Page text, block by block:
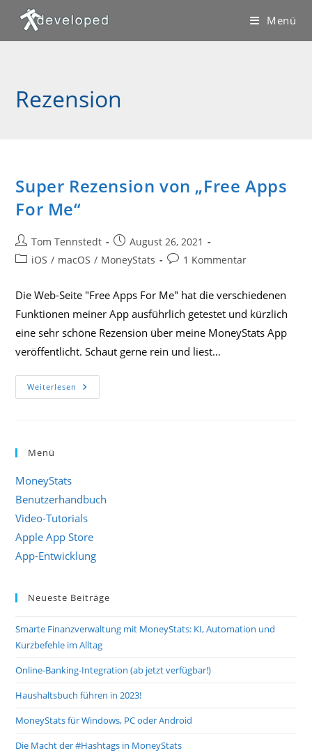
Inhalt
springen
Menü
Rezension
Super Rezension von „Free Apps
For Me“
Beitrags-
Autor:
Tom Tennstedt
Beitrag
veröffentlicht:
August 26, 2021
Beitrags-
iOS / macOS / MoneyStats
Beitrags-
1 Kommentar
Die Web-Seite "Free Apps For Me" hat die verschiedenen
Funktionen meiner App ausführlich getestet und kürzlich
eine sehr schöne Rezension über meine MoneyStats App
veröffentlicht. Schaut gerne rein und liest…
Weiterlesen Super
Rezension
Menü
MoneyStats
Benutzerhandbuch
Video-Tutorials
Apple App Store
App-Entwicklung
Neueste Beiträge
Smarte Finanzverwaltung mit MoneyStats: KI, Automation und
Kurzbefehle im Alltag
Online-Banking-Integration (ab jetzt verfügbar!)
Haushaltsbuch führen in 2023!
MoneyStats für Windows, PC oder Android
Die Macht der #Hashtags in MoneyStats